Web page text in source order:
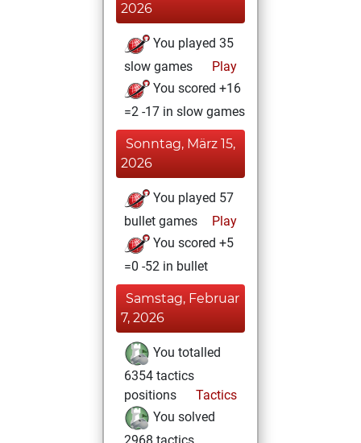
2026
You played 35
slow games
Play
You scored +16
=2 -17 in slow games
Sonntag, März 15,
2026
You played 57
bullet games
Play
You scored +5
=0 -52 in bullet
Samstag, Februar
7, 2026
You totalled
6354 tactics
positions
Tactics
You solved